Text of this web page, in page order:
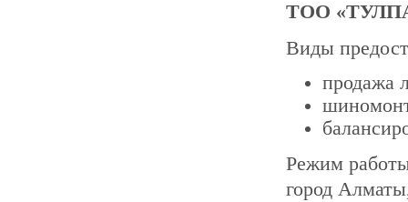
ТОО
Виды
продажа
Режим
город